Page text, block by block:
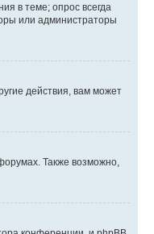
в теме; опрос всегда
или администраторы
действия, вам может
Также возможно,